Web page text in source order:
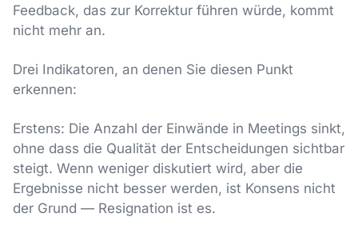
Feedback, das zur Korrektur führen würde, kommt
nicht mehr an.
Drei Indikatoren, an denen Sie diesen Punkt
erkennen:
Erstens: Die Anzahl der Einwände in Meetings sinkt,
ohne dass die Qualität der Entscheidungen sichtbar
steigt. Wenn weniger diskutiert wird, aber die
Ergebnisse nicht besser werden, ist Konsens nicht
der Grund — Resignation ist es.